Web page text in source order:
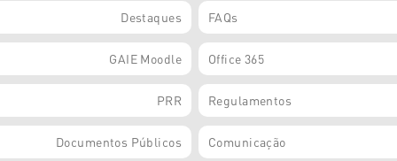
Destaques FAQs
GAIE Moodle Office 365
PRR Regulamentos
Documentos Públicos Comunicação